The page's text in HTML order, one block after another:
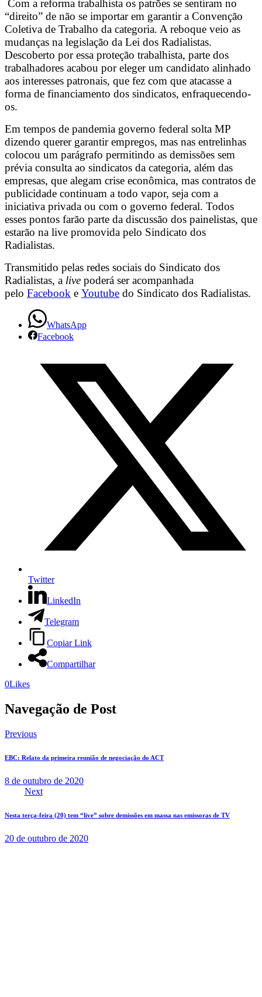
Com a reforma trabalhista os patrões se sentiram no
“direito” de não se importar em garantir a Convenção
Coletiva de Trabalho da categoria. A reboque veio as
mudanças na legislação da Lei dos Radialistas.
Descoberto por essa proteção trabalhista, parte dos
trabalhadores acabou por eleger um candidato alinhado
aos interesses patronais, que fez com que atacasse a
forma de financiamento dos sindicatos, enfraquecendo-
os.
Em tempos de pandemia governo federal solta MP
dizendo querer garantir empregos, mas nas entrelinhas
colocou um parágrafo permitindo as demissões sem
prévia consulta ao sindicatos da categoria, além das
empresas, que alegam crise econômica, mas contratos de
publicidade continuam a todo vapor, seja com a
iniciativa privada ou com o governo federal. Todos
esses pontos farão parte da discussão dos painelistas, que
estarão na live promovida pelo Sindicato dos
Radialistas.
Transmitido pelas redes sociais do Sindicato dos
Radialistas, a live poderá ser acompanhada
pelo Facebook e Youtube do Sindicato dos Radialistas.
WhatsApp
Facebook
Twitter
LinkedIn
Telegram
Copiar Link
Compartilhar
0Likes
Navegação de Post
Previous
EBC: Relato da primeira reunião de negociação do ACT
8 de outubro de 2020
Next
Nesta terça-feira (20) tem “live” sobre demissões em massa nas emissoras de TV
20 de outubro de 2020